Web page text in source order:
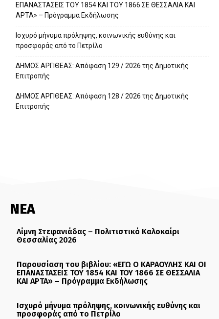
ΕΠΑΝΑΣΤΑΣΕΙΣ ΤΟΥ 1854 ΚΑΙ ΤΟΥ 1866 ΣΕ ΘΕΣΣΑΛΙΑ ΚΑΙ
ΑΡΤΑ» – Πρόγραμμα Εκδήλωσης
Ισχυρό μήνυμα πρόληψης, κοινωνικής ευθύνης και
προσφοράς από το Πετρίλο
ΔΗΜΟΣ ΑΡΓΙΘΕΑΣ: Απόφαση 129 / 2026 της Δημοτικής
Επιτροπής
ΔΗΜΟΣ ΑΡΓΙΘΕΑΣ: Απόφαση 128 / 2026 της Δημοτικής
Επιτροπής
ΝΕΑ
Λίμνη Στεφανιάδας – Πολιτιστικό Καλοκαίρι
Θεσσαλίας 2026
Παρουσίαση του βιβλίου: «ΕΓΩ Ο ΚΑΡΑΟΥΛΗΣ ΚΑΙ ΟΙ
ΕΠΑΝΑΣΤΑΣΕΙΣ ΤΟΥ 1854 ΚΑΙ ΤΟΥ 1866 ΣΕ ΘΕΣΣΑΛΙΑ
ΚΑΙ ΑΡΤΑ» – Πρόγραμμα Εκδήλωσης
Ισχυρό μήνυμα πρόληψης, κοινωνικής ευθύνης και
προσφοράς από το Πετρίλο